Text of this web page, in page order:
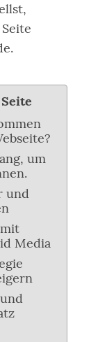
um
und
Media